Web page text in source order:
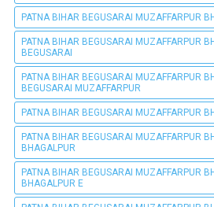
PATNA BIHAR BEGUSARAI MUZAFFARPUR
PATNA BIHAR BEGUSARAI MUZAFFARPUR
BEGUSARAI
PATNA BIHAR BEGUSARAI MUZAFFARPUR
BEGUSARAI MUZAFFARPUR
PATNA BIHAR BEGUSARAI MUZAFFARPUR
PATNA BIHAR BEGUSARAI MUZAFFARPUR
BHAGALPUR
PATNA BIHAR BEGUSARAI MUZAFFARPUR
BHAGALPUR E